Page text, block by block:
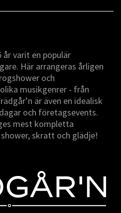
år varit en populär
Här arrangeras årligen
och
musikgenrer - från
är även en idealisk
och företagsevents.
mest kompletta
skratt och glädje!